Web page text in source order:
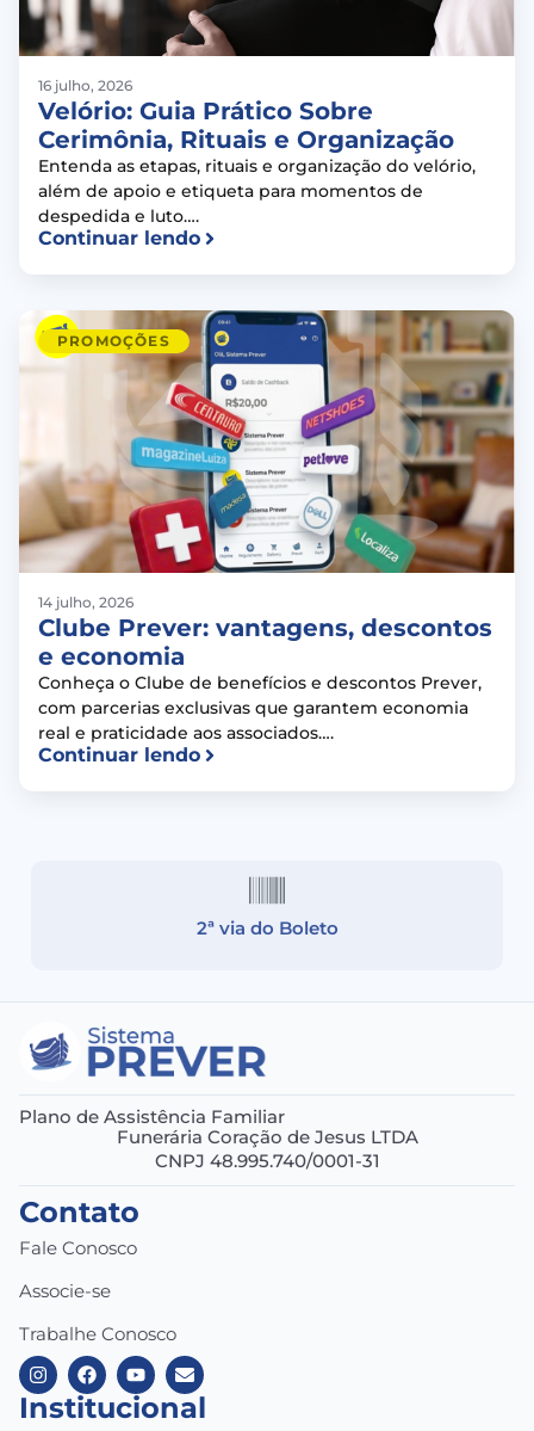
16 julho, 2026
Velório: Guia Prático Sobre
Cerimônia, Rituais e Organização
Entenda as etapas, rituais e organização do velório,
além de apoio e etiqueta para momentos de
despedida e luto….
Continuar lendo
PROMOÇÕES
14 julho, 2026
Clube Prever: vantagens, descontos
e economia
Conheça o Clube de benefícios e descontos Prever,
com parcerias exclusivas que garantem economia
real e praticidade aos associados….
Continuar lendo
2ª via do Boleto
Plano de Assistência Familiar
Funerária Coração de Jesus LTDA
CNPJ 48.995.740/0001-31
Contato
Fale Conosco
Associe-se
Trabalhe Conosco
Institucional